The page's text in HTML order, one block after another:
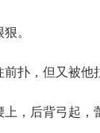
。
，但又被他
后背弓起，